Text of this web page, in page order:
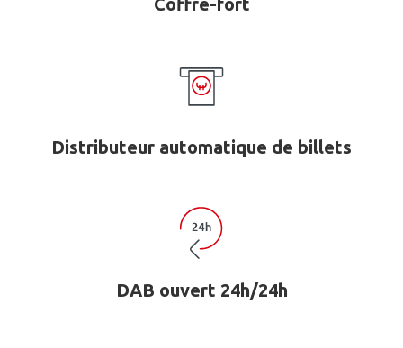
Coffre-fort
Distributeur automatique de billets
DAB ouvert 24h/24h